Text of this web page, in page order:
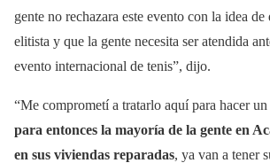
gente no rechazara este evento con la idea de
elitista y que la gente necesita ser atendida
evento internacional de tenis”, dijo.
“Me comprometí a tratarlo aquí para hacer
para entonces la mayoría de la gente en
en sus viviendas reparadas, ya van a tener